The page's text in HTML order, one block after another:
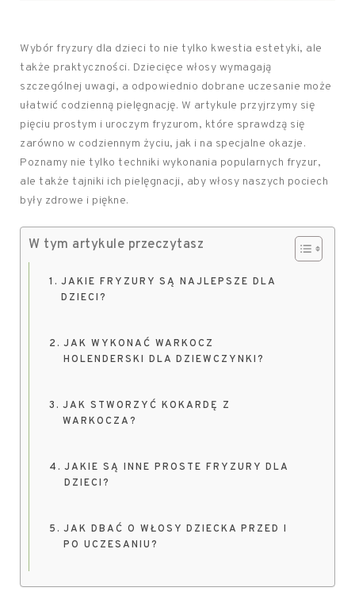
Wybór fryzury dla dzieci to nie tylko kwestia estetyki, ale
także praktyczności. Dziecięce włosy wymagają
szczególnej uwagi, a odpowiednio dobrane uczesanie może
ułatwić codzienną pielęgnację. W artykule przyjrzymy się
pięciu prostym i uroczym fryzurom, które sprawdzą się
zarówno w codziennym życiu, jak i na specjalne okazje.
Poznamy nie tylko techniki wykonania popularnych fryzur,
ale także tajniki ich pielęgnacji, aby włosy naszych pociech
były zdrowe i piękne.
W tym artykule przeczytasz
JAKIE FRYZURY SĄ NAJLEPSZE DLA
DZIECI?
JAK WYKONAĆ WARKOCZ
HOLENDERSKI DLA DZIEWCZYNKI?
JAK STWORZYĆ KOKARDĘ Z
WARKOCZA?
JAKIE SĄ INNE PROSTE FRYZURY DLA
DZIECI?
JAK DBAĆ O WŁOSY DZIECKA PRZED I
PO UCZESANIU?